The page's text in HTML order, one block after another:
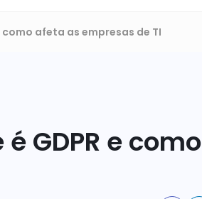
como afeta as empresas de TI
GDPR e como